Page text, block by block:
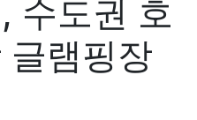
수도권 호
글램핑장